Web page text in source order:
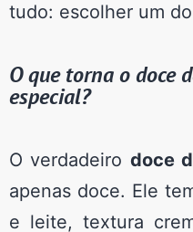
tudo: escolher um
O que torna o doce
especial?
O verdadeiro doce
apenas doce. Ele
e leite, textura